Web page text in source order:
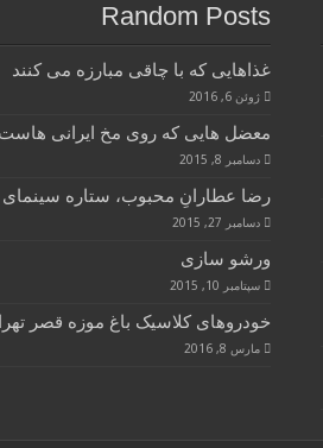
Random Posts
غذاهایی که با چاقی مبارزه می کنند
ژوئن 6, 2016
معضل هایی که روی مخ ایرانی هاست
دسامبر 8, 2015
رضا عطارانِ محبوب، ستاره سینمای
دسامبر 27, 2015
ورشو سازی
سپتامبر 10, 2015
خودروهای کلاسیک باغ موزه قصر
مارس 8, 2016